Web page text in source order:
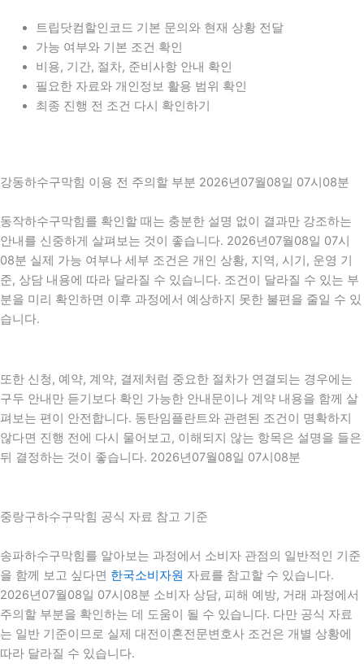
트립닷컴할인코드 기본 문의와 현재 상황 전달
가능 여부와 기본 조건 확인
비용, 기간, 절차, 준비사항 안내 확인
필요한 자료와 개인정보 활용 범위 확인
최종 진행 전 조건 다시 확인하기
강동하수구막힘 이용 전 주의할 부분 2026년07월08일 07시08분
동작하수구막힘를 확인할 때는 충분한 설명 없이 결과만 강조하는
안내를 신중하게 살펴보는 것이 좋습니다. 2026년07월08일 07시
08분 실제 가능 여부나 세부 조건은 개인 상황, 지역, 시기, 운영 기
준, 상담 내용에 따라 달라질 수 있습니다. 조건이 달라질 수 있는 부
분을 미리 확인하면 이후 과정에서 예상하지 못한 불편을 줄일 수 있
습니다.
또한 신청, 예약, 계약, 결제처럼 중요한 절차가 연결되는 경우에는
구두 안내만 듣기보다 확인 가능한 안내문이나 계약 내용을 함께 살
펴보는 편이 안전합니다. 동탄임플란트와 관련된 조건이 명확하지
않다면 진행 전에 다시 물어보고, 이해되지 않는 항목은 설명을 들은
뒤 결정하는 것이 좋습니다. 2026년07월08일 07시08분
중랑구하수구막힘 공식 자료 참고 기준
송파하수구막힘를 알아보는 과정에서 소비자 관점의 일반적인 기준
을 함께 보고 싶다면 한국소비자원 자료를 참고할 수 있습니다.
2026년07월08일 07시08분 소비자 상담, 피해 예방, 거래 과정에서
주의할 부분을 확인하는 데 도움이 될 수 있습니다. 다만 공식 자료
는 일반 기준이므로 실제 대전이혼전문변호사 조건은 개별 상황에
따라 달라질 수 있습니다.